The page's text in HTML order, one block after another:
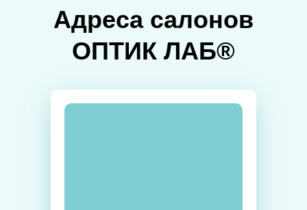
Адреса салонов
ОПТИК ЛАБ®